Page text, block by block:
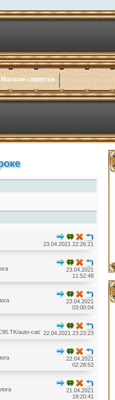
Магазин скриптов
23.04.2021 22:26:21
23.04.2021
11:52:48
23.04.2021
03:00:04
auto-cat/ 22.04.2021 23:23:23
22.04.2021
02:28:53
21.04.2021
19:20:41